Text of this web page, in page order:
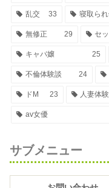
乱交 33 寝取ら
無修正 29 セ
キャバ嬢 25
不倫体験談 24
ドM 23 人妻体
av女優
サブメニュー